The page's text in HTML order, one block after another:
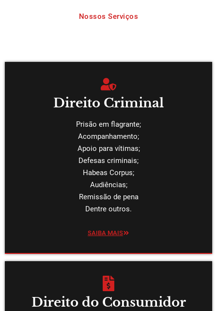
Nossos Serviços
Direito Criminal
Prisão em flagrante;
Acompanhamento;
Apoio para vítimas;
Defesas criminais;
Habeas Corpus;
Audiências;
Remissão de pena
Dentre outros.
SAIBA MAIS
Direito do Consumidor